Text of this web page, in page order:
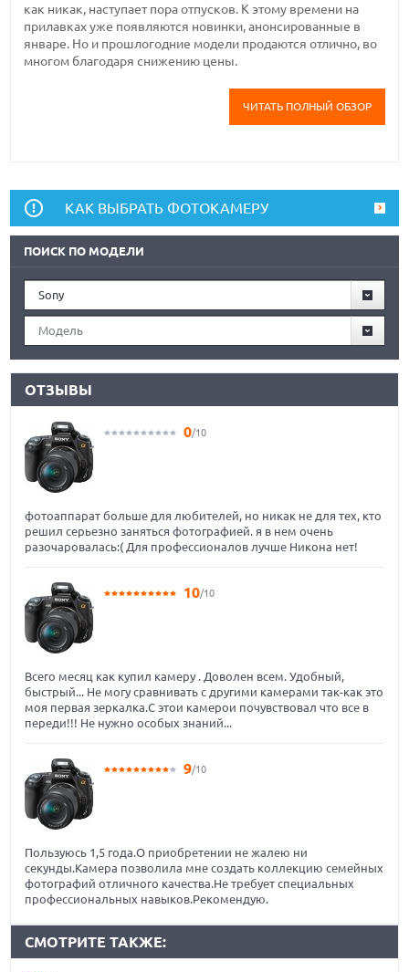
как никак, наступает пора отпусков. К этому времени на
прилавках уже появляются новинки, анонсированные в
январе. Но и прошлогодние модели продаются отлично, во
многом благодаря снижению цены.
ЧИТАТЬ ПОЛНЫЙ ОБЗОР
КАК ВЫБРАТЬ ФОТОКАМЕРУ
ПОИСК ПО МОДЕЛИ
Sony
Модель
ОТЗЫВЫ
0/10
фотоаппарат больше для любителей, но никак не для тех, кто
решил серьезно заняться фотографией. я в нем очень
разочаровалась:( Для профессионалов лучше Никона нет!
10/10
Всего месяц как купил камеру . Доволен всем. Удобный,
быстрый... Не могу сравнивать с другими камерами так-как это
моя первая зеркалка.С этои камерои почувствовал что все в
переди!!! Не нужно особых знаний...
9/10
Пользуюсь 1,5 года.О приобретении не жалею ни
секунды.Камера позволила мне создать коллекцию семейных
фотографий отличного качества.Не требует специальных
профессиональных навыков.Рекомендую.
СМОТРИТЕ ТАКЖЕ: